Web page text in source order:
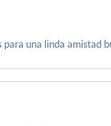
una linda amistad